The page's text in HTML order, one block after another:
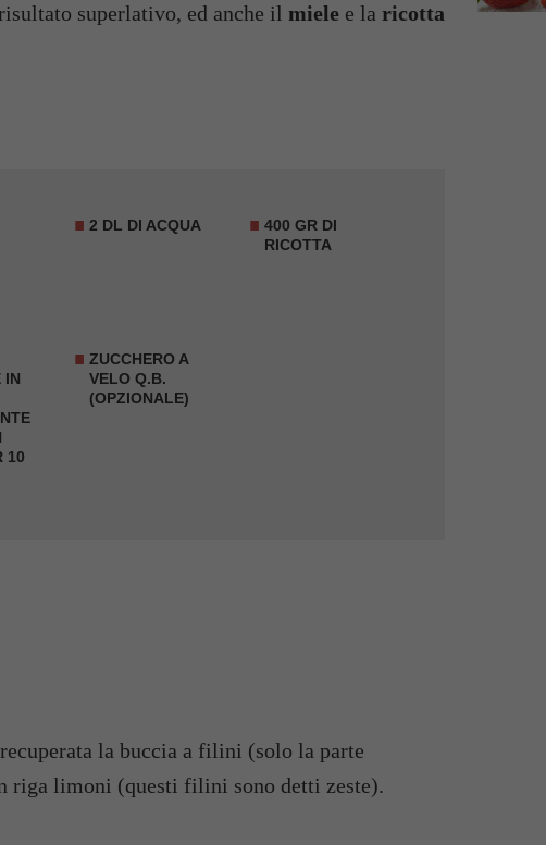
superlativo, ed anche il miele e la ricotta
2 DL DI ACQUA
400 GR DI
RICOTTA
IN
10
ZUCCHERO A
VELO Q.B.
(OPZIONALE)
la buccia a filini (solo la parte
riga limoni (questi filini sono detti zeste).